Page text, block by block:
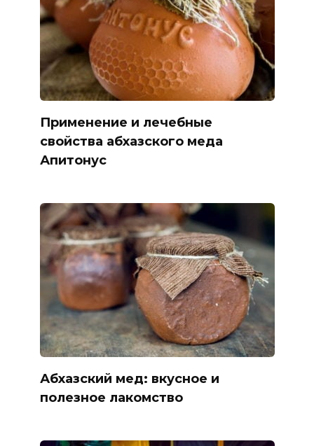
Применение и лечебные
свойства абхазского меда
Апитонус
Абхазский мед: вкусное и
полезное лакомство